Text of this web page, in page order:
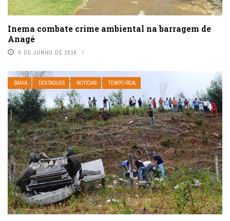
Inema combate crime ambiental na barragem de
Anagé
6 DE JUNHO DE 2016
BAHIA DESTAQUES NOTÍCIAS TEMPO REAL